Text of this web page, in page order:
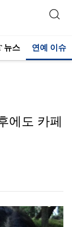
뉴스 연예 이슈
에도 카페